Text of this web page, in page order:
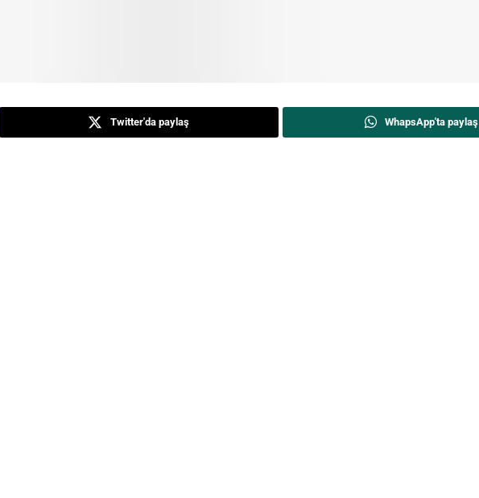
Twitter'da paylaş WhapsApp'ta paylaş